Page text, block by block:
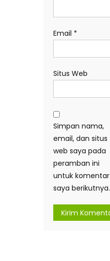
Email *
Situs Web
Simpan nama,
email, dan situs
web saya pada
peramban ini
untuk komentar
saya berikutnya.